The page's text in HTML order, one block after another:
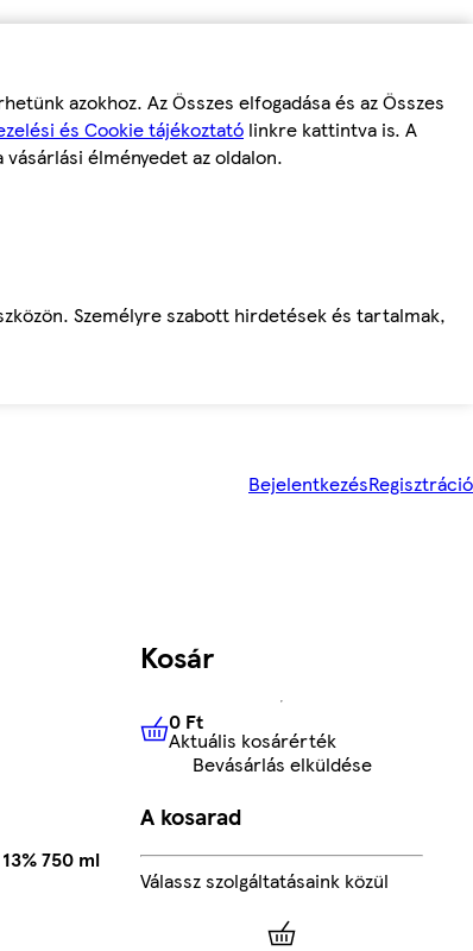
azokhoz. Az Összes elfogadása és az Összes
és Cookie tájékoztató linkre kattintva is. A
élményedet az oldalon.
Személyre szabott hirdetések és tartalmak,
BejelentkezésRegisztráció
750 ml
Kosár
0 FtAktuális kosárérték
0 Ft
Aktuális kosárérték
Bevásárlás elküldése
A kosarad
Válassz szolgáltatásaink közül